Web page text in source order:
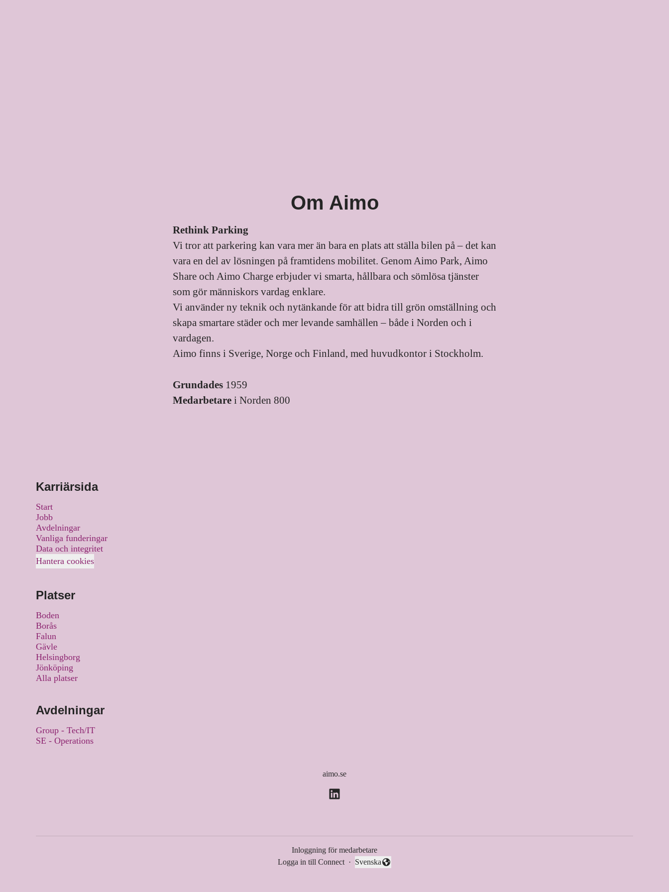
Om Aimo
Rethink Parking
Vi tror att parkering kan vara mer än bara en plats att ställa bilen på – det kan
vara en del av lösningen på framtidens mobilitet. Genom Aimo Park, Aimo
Share och Aimo Charge erbjuder vi smarta, hållbara och sömlösa tjänster
som gör människors vardag enklare.
Vi använder ny teknik och nytänkande för att bidra till grön omställning och
skapa smartare städer och mer levande samhällen – både i Norden och i
vardagen.
Aimo finns i Sverige, Norge och Finland, med huvudkontor i Stockholm.
Grundades 1959
Medarbetare i Norden 800
Karriärsida
Start
Jobb
Avdelningar
Vanliga funderingar
Data och integritet
Hantera cookies
Platser
Boden
Borås
Falun
Gävle
Helsingborg
Jönköping
Alla platser
Avdelningar
Group - Tech/IT
SE - Operations
aimo.se
Inloggning för medarbetare
Logga in till Connect ·
Byt språk
Svenska